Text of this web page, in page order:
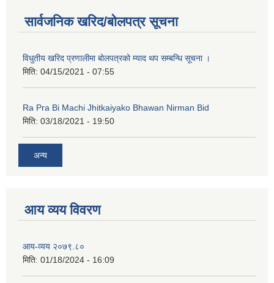
सार्वजनिक खरिद/बोलपत्र सूचना
विधुतीय खरिद प्रणालीमा बोलपत्रको म्याद थप सम्बन्धि सूचना ।
मिति: 04/15/2021 - 07:55
Ra Pra Bi Machi Jhitkaiyako Bhawan Nirman Bid
मिति: 03/18/2021 - 19:50
अन्य
आय व्यय विवरण
आय-व्यय २०७९.८०
मिति: 01/18/2024 - 16:09